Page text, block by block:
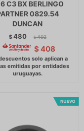
C3 BX BERLINGO
0829.54
DUNCAN
$480 $ 492
$ 408